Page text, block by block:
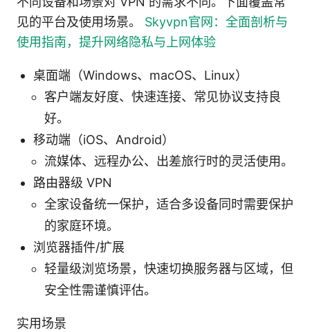
见的平台及使用场景。 Skyvpn官网：全面剖析与
使用指南，提升网络隐私与上网体验
桌面端（Windows、macOS、Linux）
客户端友好度、快速连接、常见协议支持良
好。
移动端（iOS、Android）
流媒体、远程办公、出差旅行时的灵活使用。
路由器级 VPN
全家设备统一保护，适合多设备同时需要保护
的家庭环境。
浏览器插件/扩展
轻量级浏览场景，快速切换服务器与区域，但
安全性需谨慎评估。
实用场景